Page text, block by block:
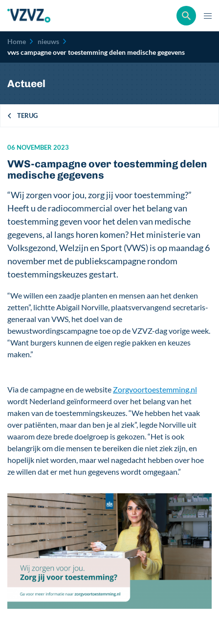
Kruimelpad
Home
nieuws
vws campagne over toestemming delen medische gegevens
Actueel
TERUG
06 NOVEMBER 2023
VWS-campagne over toestemming delen
medische gegevens
“Wij zorgen voor jou, zorg jij voor toestemming?”
Heeft u de radiocommercial over het belang van
toestemming geven voor het delen van medische
gegevens, al langs horen komen? Het ministerie van
Volksgezond, Welzijn en Sport (VWS) is op maandag 6
november met de publiekscampagne rondom
toestemmingskeuzes gestart.
“We willen een zaadje planten en mensen aan het denken
zetten”, lichtte Abigail Norville, plaatsvervangend secretaris-
generaal van VWS, het doel van de
bewustwordingscampagne toe op de VZVZ-dag vorige week.
“Want burgers kunnen de eigen regie pakken en keuzes
maken.”
Via de campagne en de website Zorgvoortoestemming.nl
wordt Nederland geïnformeerd over het belang van het
maken van de toestemmingskeuzes. “We hebben het vaak
over patiënten, maar dan ben je al ziek”, legde Norville uit
waarom deze brede doelgroep is gekozen. “Het is ook
belangrijk om die mensen te bereiken die niet ziek zijn, en
hopelijk niet worden, maar wel nagedacht hebben over hoe
ze willen dat er met hun gegevens wordt omgegaan.”